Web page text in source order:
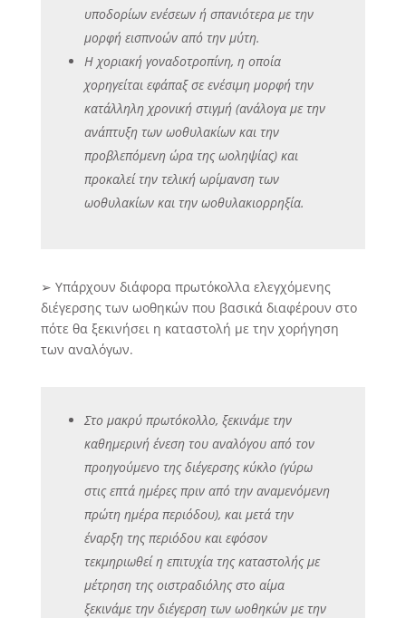
υποδορίων ενέσεων ή σπανιότερα με την
μορφή εισπνοών από την μύτη.
Η χοριακή γοναδοτροπίνη, η οποία
χορηγείται εφάπαξ σε ενέσιμη μορφή την
κατάλληλη χρονική στιγμή (ανάλογα με την
ανάπτυξη των ωοθυλακίων και την
προβλεπόμενη ώρα της ωοληψίας) και
προκαλεί την τελική ωρίμανση των
ωοθυλακίων και την ωοθυλακιορρηξία.
➢ Υπάρχουν διάφορα πρωτόκολλα ελεγχόμενης
διέγερσης των ωοθηκών που βασικά διαφέρουν στο
πότε θα ξεκινήσει η καταστολή με την χορήγηση
των αναλόγων.
Στο μακρύ πρωτόκολλο, ξεκινάμε την
καθημερινή ένεση του αναλόγου από τον
προηγούμενο της διέγερσης κύκλο (γύρω
στις επτά ημέρες πριν από την αναμενόμενη
πρώτη ημέρα περιόδου), και μετά την
έναρξη της περιόδου και εφόσον
τεκμηριωθεί η επιτυχία της καταστολής με
μέτρηση της οιστραδιόλης στο αίμα
ξεκινάμε την διέγερση των ωοθηκών με την